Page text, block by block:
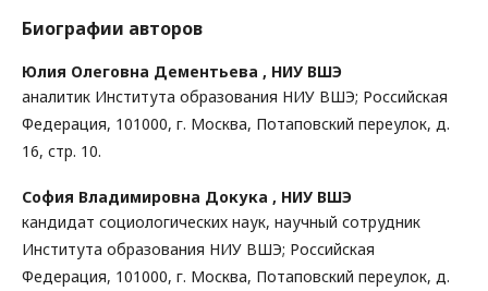
Биографии авторов
Юлия Олеговна Дементьева , НИУ ВШЭ
аналитик Института образования НИУ ВШЭ; Российская
Федерация, 101000, г. Москва, Потаповский переулок, д.
16, стр. 10.
София Владимировна Докука , НИУ ВШЭ
кандидат социологических наук, научный сотрудник
Института образования НИУ ВШЭ; Российская
Федерация, 101000, г. Москва, Потаповский переулок, д.